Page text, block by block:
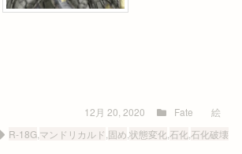
12月 20, 2020 Fate
絵
R-18G マンドリカルド 固め ,状態変化,石化,石化破壊